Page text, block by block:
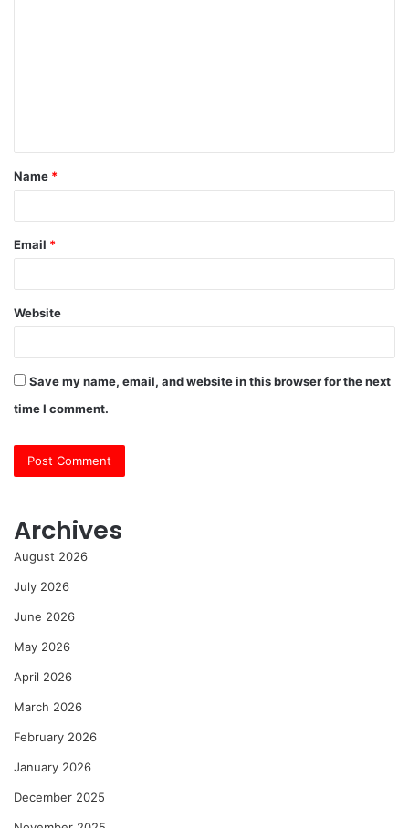
t
*
Name *
Email *
Website
Save my name, email, and website in this browser for the next
time I comment.
Archives
August 2026
July 2026
June 2026
May 2026
April 2026
March 2026
February 2026
January 2026
December 2025